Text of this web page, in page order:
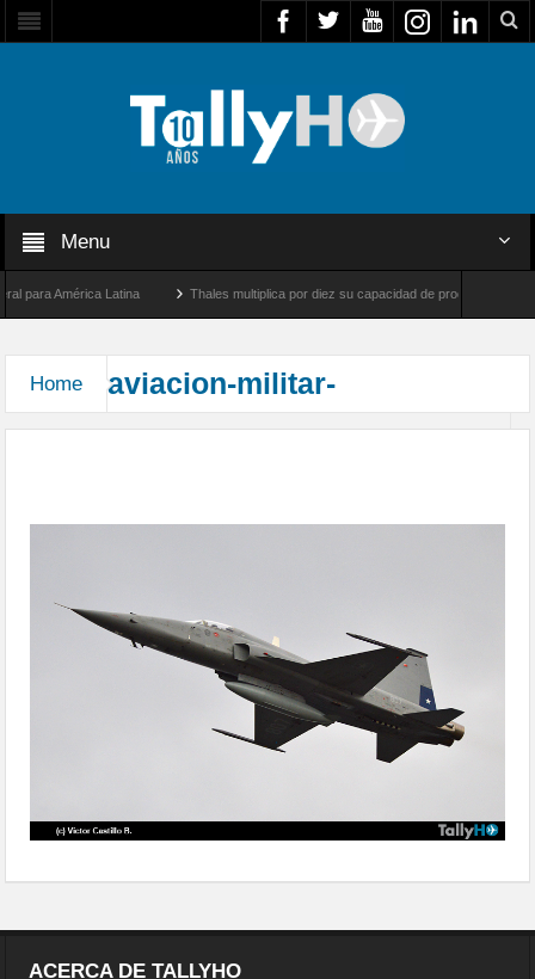
Menu
América Latina Thales multiplica por diez su capacidad de producción de
Home aviacion-militar-
ACERCA DE TALLYHO